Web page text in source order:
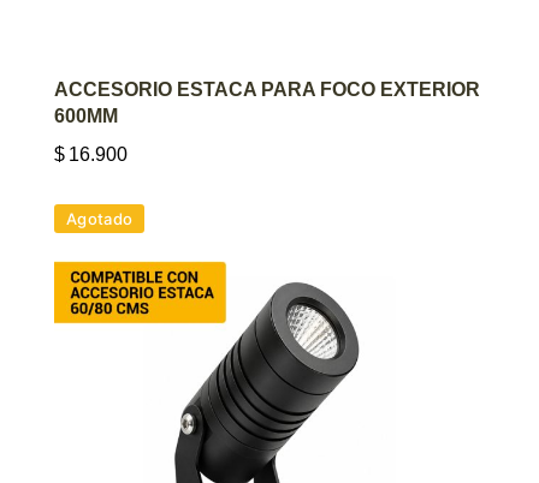
AGREGAR AL CARRITO
ACCESORIO ESTACA PARA FOCO EXTERIOR
600MM
$ 16.900
Agotado